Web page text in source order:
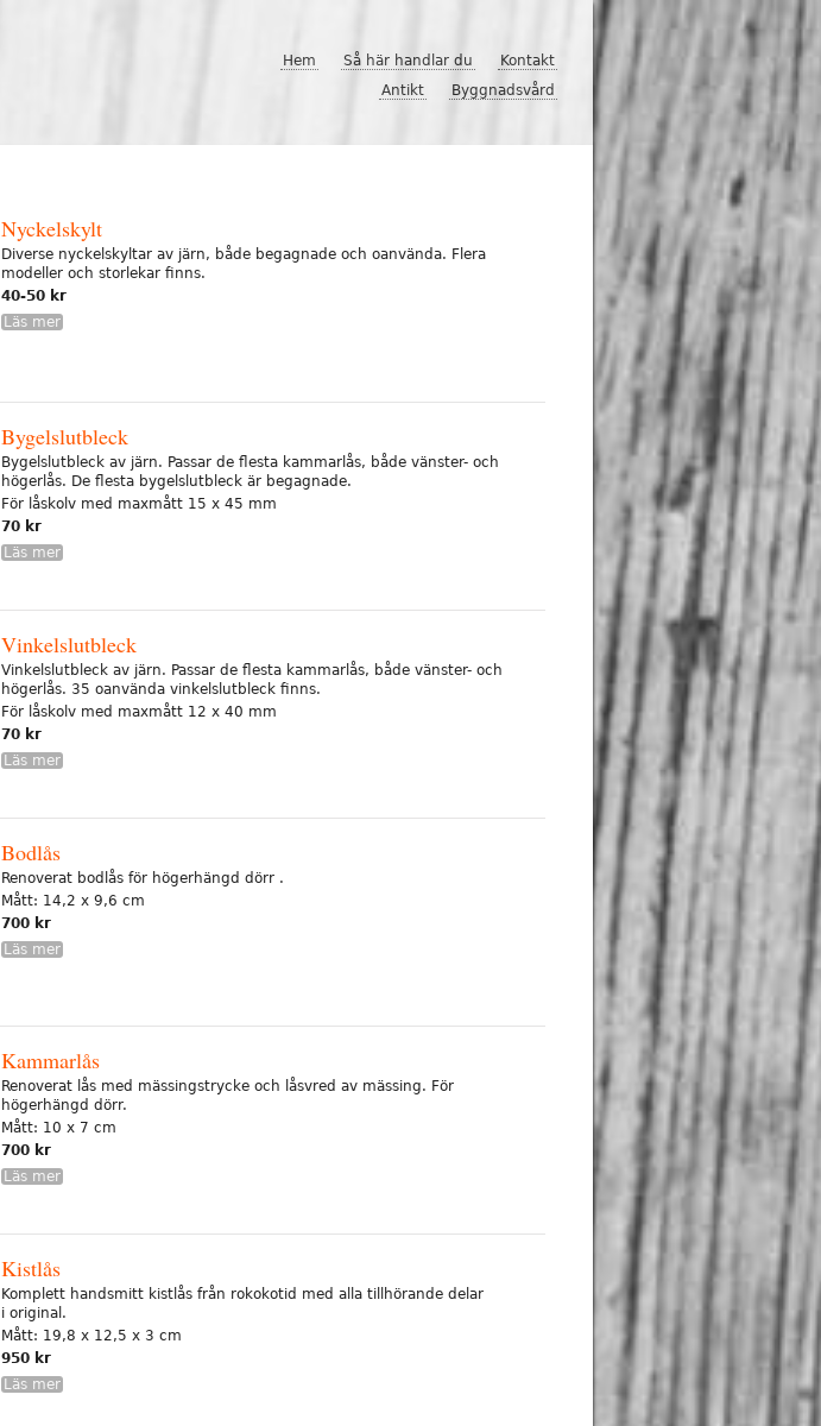
Hem Så här handlar du
Kontakt
Antikt
Byggnadsvård
Nyckelskylt
Diverse nyckelskyltar av järn, både begagnade och oanvända. Flera
modeller och storlekar finns.
40-50 kr
Läs mer
Bygelslutbleck
Bygelslutbleck av järn. Passar de flesta kammarlås, både vänster- och
högerlås. De flesta bygelslutbleck är begagnade.
För låskolv med maxmått 15 x 45 mm
70 kr
Läs mer
Vinkelslutbleck
Vinkelslutbleck av järn. Passar de flesta kammarlås, både vänster- och
högerlås. 35 oanvända vinkelslutbleck finns.
För låskolv med maxmått 12 x 40 mm
70 kr
Läs mer
Bodlås
Renoverat bodlås för högerhängd dörr .
Mått: 14,2 x 9,6 cm
700 kr
Läs mer
Kammarlås
Renoverat lås med mässingstrycke och låsvred av mässing. För
högerhängd dörr.
Mått: 10 x 7 cm
700 kr
Läs mer
Kistlås
Komplett handsmitt kistlås från rokokotid med alla tillhörande delar
i original.
Mått: 19,8 x 12,5 x 3 cm
950 kr
Läs mer